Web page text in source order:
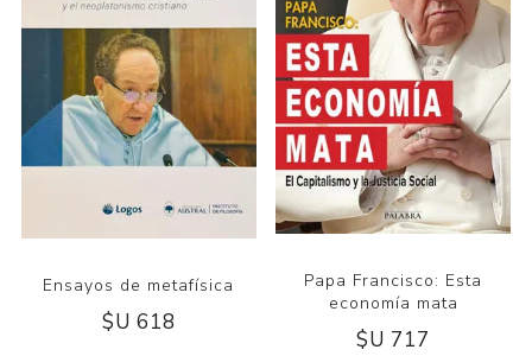
Ensayos de metafísica
$U 618
Papa Francisco: Esta
economía mata
$U 717